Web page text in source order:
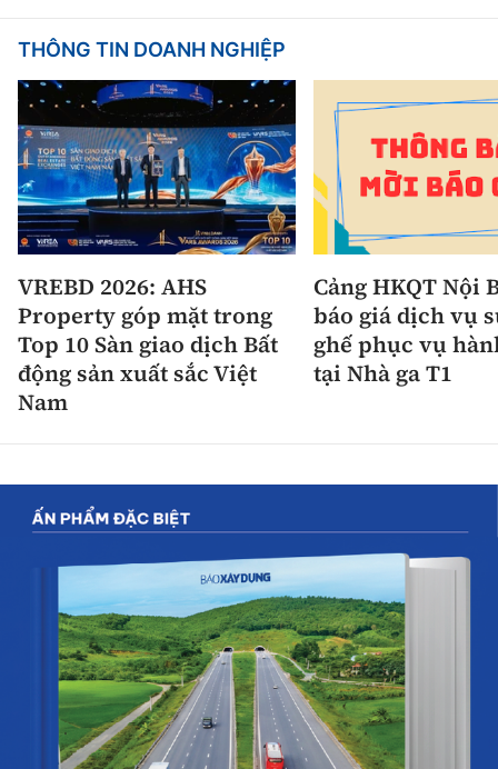
THÔNG TIN DOANH NGHIỆP
VREBD 2026: AHS
Property góp mặt trong
Top 10 Sàn giao dịch Bất
động sản xuất sắc Việt
Nam
Cảng HKQT Nội
báo giá dịch vụ
ghế phục vụ
tại Nhà ga T1